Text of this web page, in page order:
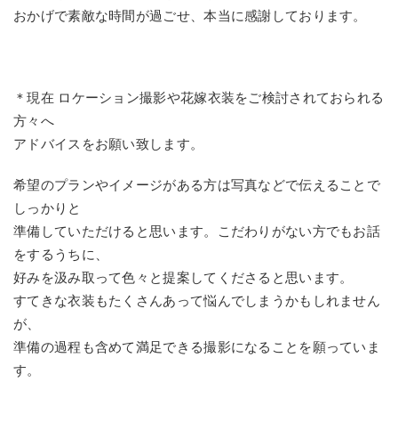
おかげで素敵な時間が過ごせ、本当に感謝しております。
＊現在 ロケーション撮影や花嫁衣装をご検討されておられる
方々へ
アドバイスをお願い致します。
希望のプランやイメージがある方は写真などで伝えることで
しっかりと
準備していただけると思います。こだわりがない方でもお話
をするうちに、
好みを汲み取って色々と提案してくださると思います。
すてきな衣装もたくさんあって悩んでしまうかもしれません
が、
準備の過程も含めて満足できる撮影になることを願っていま
す。